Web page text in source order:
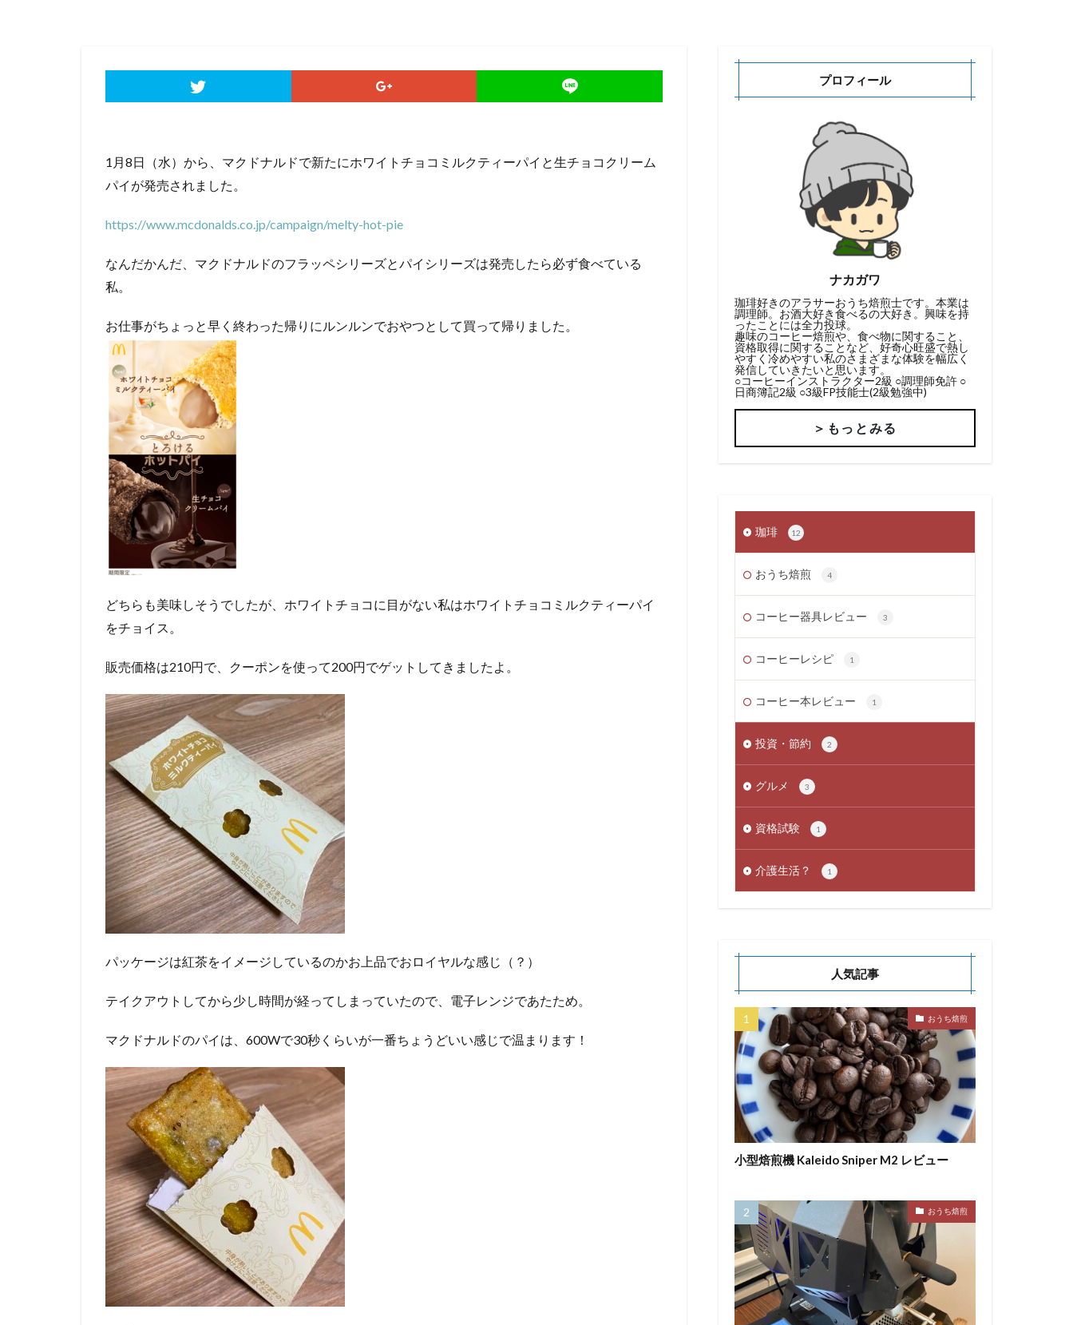
1月8日（水）から、マクドナルドで新たにホワイトチョコミルクティーパイと生チョコクリーム
パイが発売されました。
https://www.mcdonalds.co.jp/campaign/melty-hot-pie
なんだかんだ、マクドナルドのフラッペシリーズとパイシリーズは発売したら必ず食べている
私。
お仕事がちょっと早く終わった帰りにルンルンでおやつとして買って帰りました。
どちらも美味しそうでしたが、ホワイトチョコに目がない私はホワイトチョコミルクティーパイ
をチョイス。
販売価格は210円で、クーポンを使って200円でゲットしてきましたよ。
パッケージは紅茶をイメージしているのかお上品でおロイヤルな感じ（？）
テイクアウトしてから少し時間が経ってしまっていたので、電子レンジであたため。
マクドナルドのパイは、600Wで30秒くらいが一番ちょうどいい感じで温まります！
プロフィール
ナカガワ
珈琲好きのアラサーおうち焙煎士です。本業は
調理師。お酒大好き食べるの大好き。興味を持
ったことには全力投球。
趣味のコーヒー焙煎や、食べ物に関すること、
資格取得に関することなど、好奇心旺盛で熱し
やすく冷めやすい私のさまざまな体験を幅広く
発信していきたいと思います。
○コーヒーインストラクター2級 ○調理師免許 ○
日商簿記2級 ○3級FP技能士(2級勉強中)
＞もっとみる
珈琲 12
おうち焙煎 4
コーヒー器具レビュー 3
コーヒーレシピ 1
コーヒー本レビュー 1
投資・節約 2
グルメ 3
資格試験 1
介護生活？ 1
人気記事
おうち焙煎
小型焙煎機 Kaleido Sniper M2 レビュー
おうち焙煎